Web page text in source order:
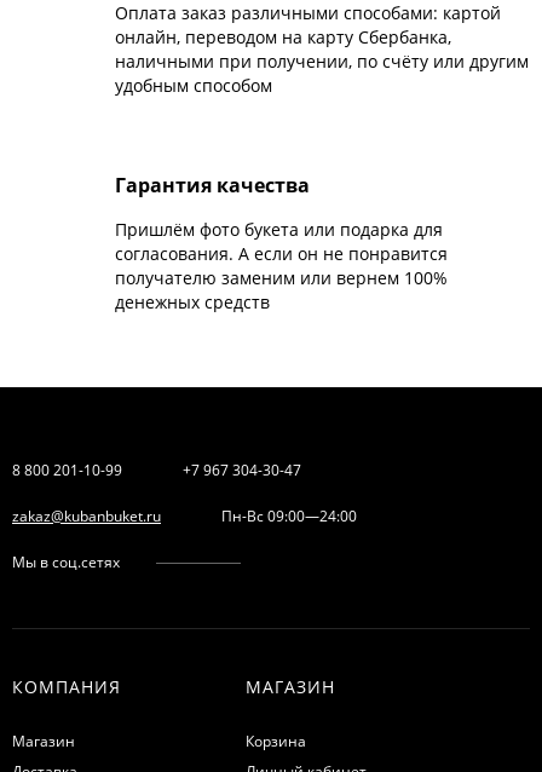
Оплата заказ различными способами: картой
онлайн, переводом на карту Сбербанка,
наличными при получении, по счёту или другим
удобным способом
Гарантия качества
Пришлём фото букета или подарка для
согласования. А если он не понравится
получателю заменим или вернем 100%
денежных средств
8 800 201-10-99 +7 967 304-30-47
zakaz@kubanbuket.ru Пн-Вс 09:00—24:00
Мы в соц.сетях
КОМПАНИЯ
Магазин
МАГАЗИН
Корзина